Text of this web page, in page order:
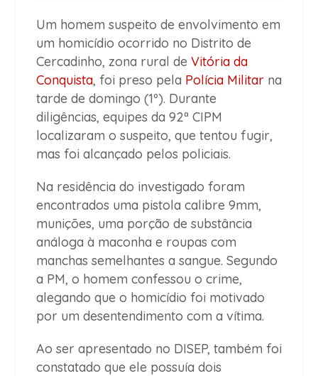
Um homem suspeito de envolvimento em
um homicídio ocorrido no Distrito de
Cercadinho, zona rural de Vitória da
Conquista, foi preso pela Polícia Militar na
tarde de domingo (1º). Durante
diligências, equipes da 92ª CIPM
localizaram o suspeito, que tentou fugir,
mas foi alcançado pelos policiais.
Na residência do investigado foram
encontrados uma pistola calibre 9mm,
munições, uma porção de substância
análoga à maconha e roupas com
manchas semelhantes a sangue. Segundo
a PM, o homem confessou o crime,
alegando que o homicídio foi motivado
por um desentendimento com a vítima.
Ao ser apresentado no DISEP, também foi
constatado que ele possuía dois